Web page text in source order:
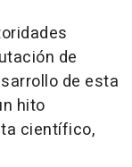
de
de esta
hito
científico,